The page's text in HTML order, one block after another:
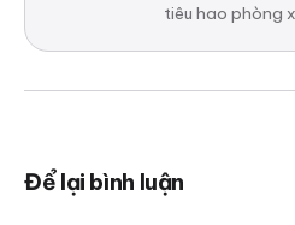
tiêu hao phòng
Để lại bình luận